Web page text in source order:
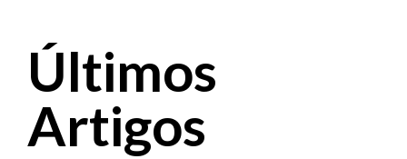
Últimos
Artigos